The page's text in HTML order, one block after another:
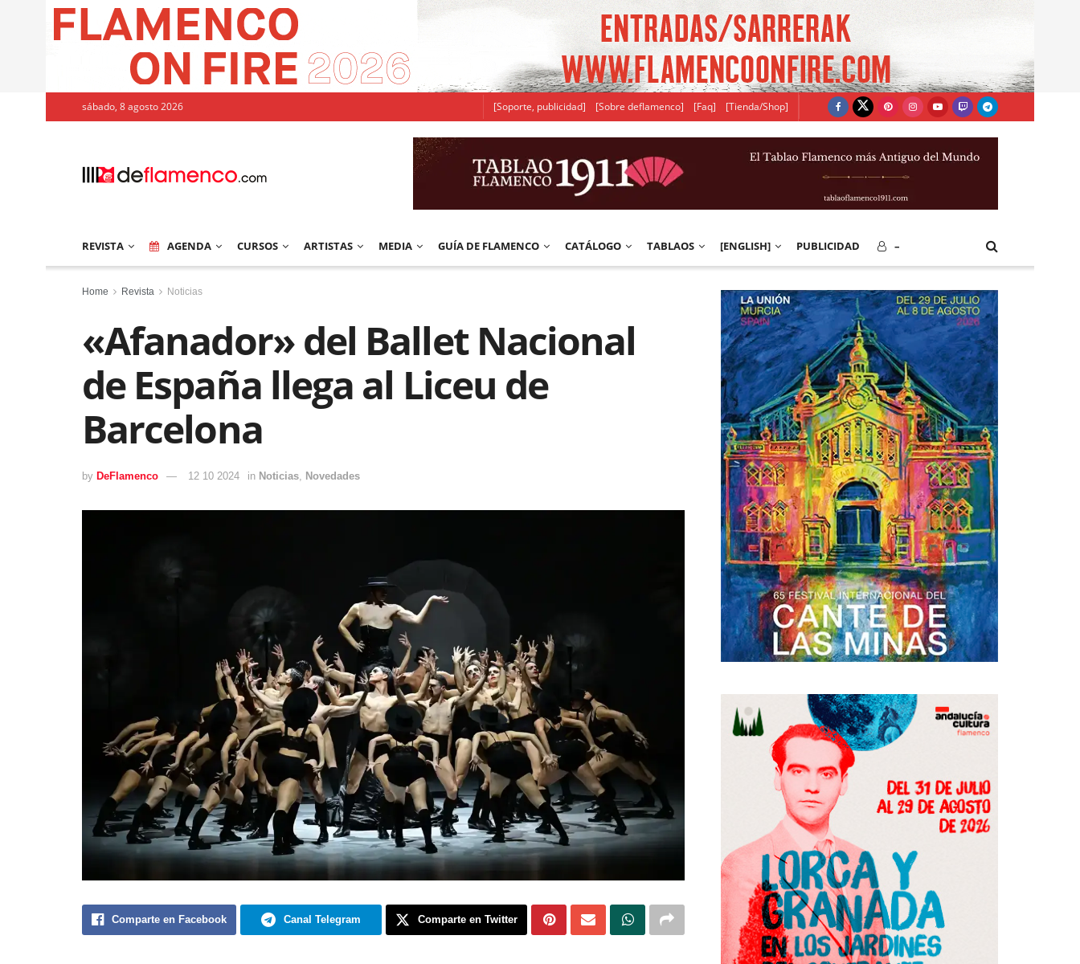
sábado, 8 agosto 2026 [Soporte, publicidad] [Sobre deflamenco] [Faq] [Tienda/Shop]
REVISTA AGENDA CURSOS ARTISTAS MEDIA GUÍA DE FLAMENCO CATÁLOGO TABLAOS [ENGLISH] PUBLICIDAD –
Home Revista Noticias
«Afanador» del Ballet Nacional
de España llega al Liceu de
Barcelona
by DeFlamenco 12 10 2024 in Noticias, Novedades
Comparte en Facebook Canal Telegram Comparte en Twitter